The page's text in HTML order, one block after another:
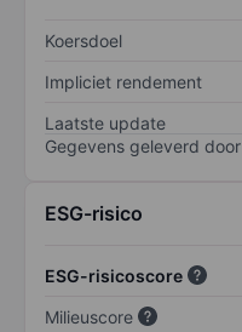
Koersdoel
Impliciet rendement
Laatste update
Gegevens geleverd door
ESG-risico
ESG-risicoscore
Milieuscore